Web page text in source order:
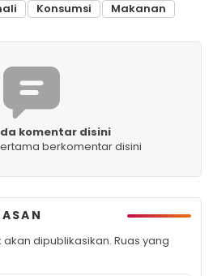
Konsumsi Makanan
komentar disini
berkomentar disini
dipublikasikan. Ruas yang